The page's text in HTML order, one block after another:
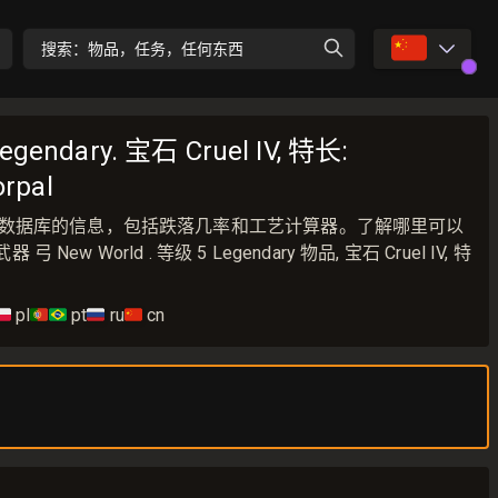
搜索：物品，任务，任何东西 🇨🇳
宝石 Cruel IV, 特长:
据库的信息，包括跌落几率和工艺计算器。了解哪里可以
弓 New World . 等级 5 Legendary 物品, 宝石 Cruel IV, 特
pl🇵🇹🇧🇷 pt🇷🇺 ru🇨🇳 cn